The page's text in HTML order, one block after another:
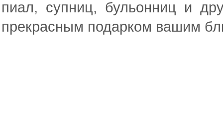
пиал, супниц, бульонниц и
прекрасным подарком вашим